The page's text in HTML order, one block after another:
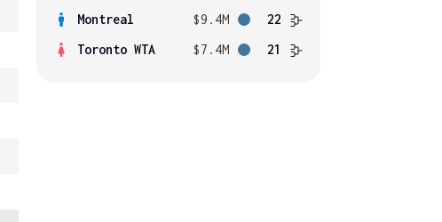
Montreal $9.4M
22
Toronto WTA
$7.4M 21